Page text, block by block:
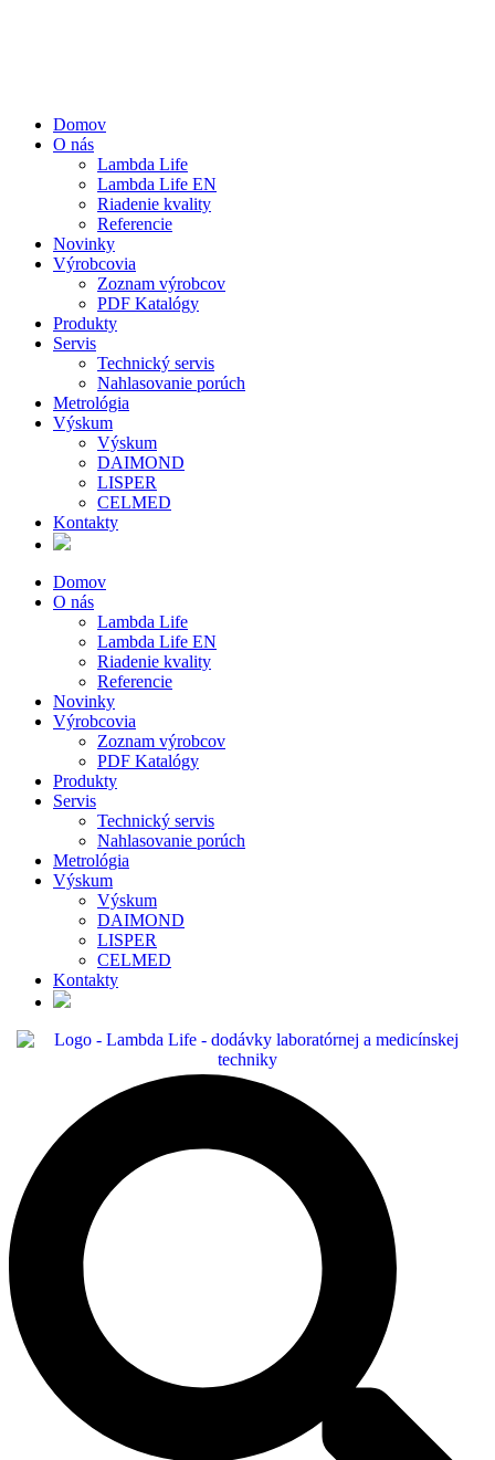
Domov
O nás
Lambda Life
Lambda Life EN
Riadenie kvality
Referencie
Novinky
Výrobcovia
Zoznam výrobcov
PDF Katalógy
Produkty
Servis
Technický servis
Nahlasovanie porúch
Metrológia
Výskum
Výskum
DAIMOND
LISPER
CELMED
Kontakty
Domov
O nás
Lambda Life
Lambda Life EN
Riadenie kvality
Referencie
Novinky
Výrobcovia
Zoznam výrobcov
PDF Katalógy
Produkty
Servis
Technický servis
Nahlasovanie porúch
Metrológia
Výskum
Výskum
DAIMOND
LISPER
CELMED
Kontakty